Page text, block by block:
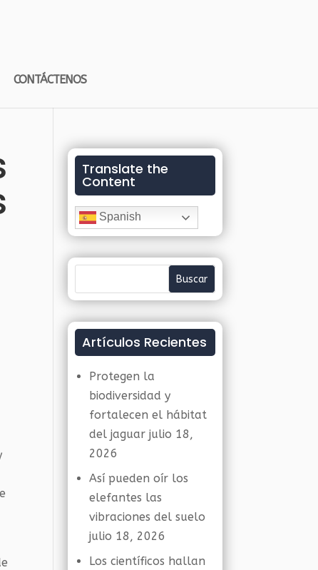
CONTÁCTENOS
Translate the
Content
Spanish
Artículos Recientes
Protegen la
biodiversidad y
fortalecen el hábitat
del jaguar julio 18,
2026
Así pueden oír los
elefantes las
vibraciones del suelo
julio 18, 2026
Los científicos hallan